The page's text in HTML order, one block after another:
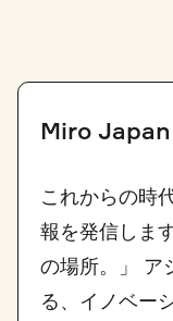
Miro
これからの時
報を発信しま
の場所。」 ア
る、イノベー